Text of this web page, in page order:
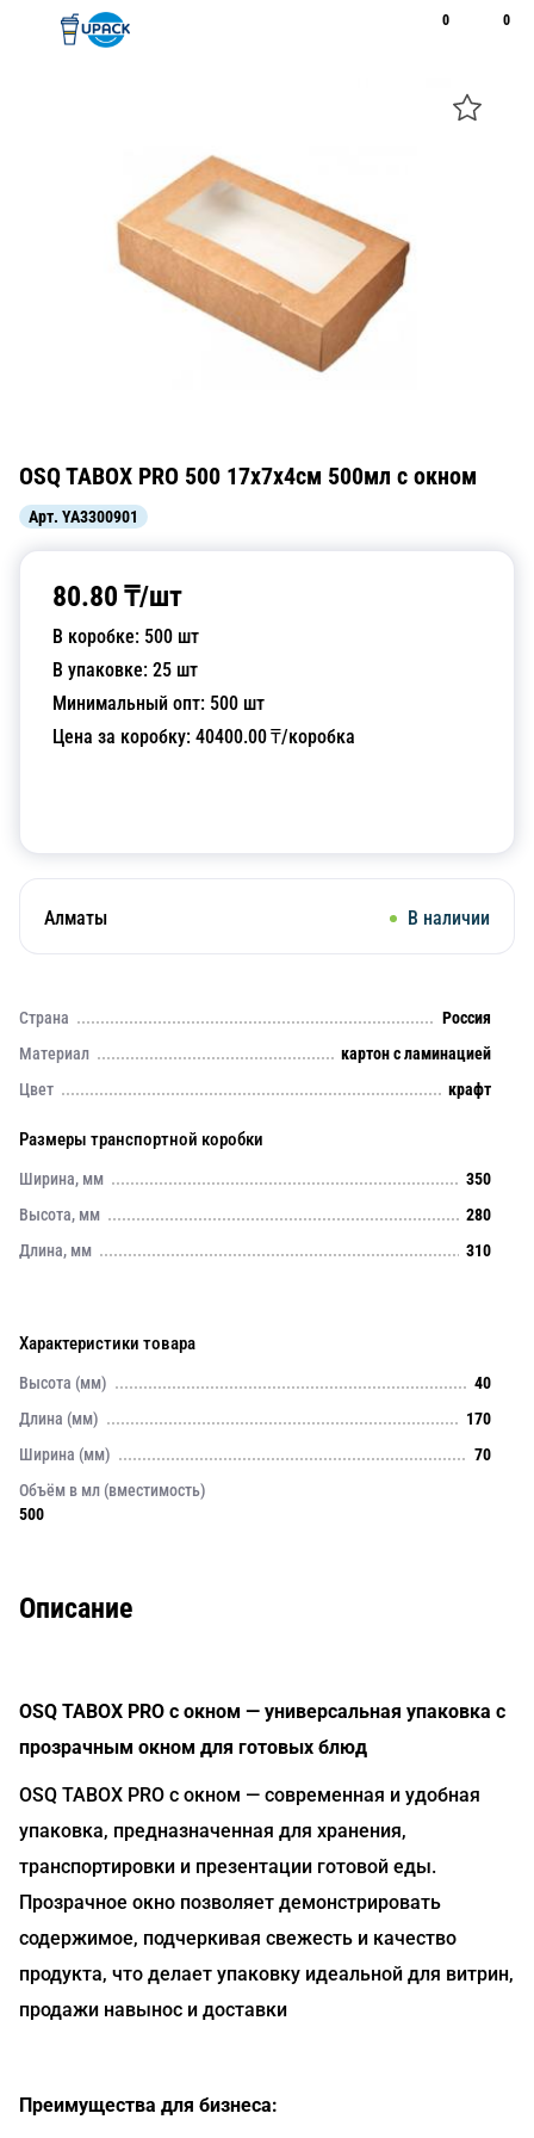
0 0
OSQ TABOX PRO 500 17х7х4см 500мл с окном
Арт. YA3300901
80.80 ₸/шт
В коробке: 500 шт
В упаковке: 25 шт
Минимальный опт: 500 шт
Цена за коробку: 40400.00₸/коробка
Алматы В наличии
Страна
Россия
Материал
картон с ламинацией
Цвет
крафт
Размеры транспортной коробки
Ширина, мм
350
Высота, мм
280
Длина, мм
310
Характеристики товара
Высота (мм)
40
Длина (мм)
170
Ширина (мм)
70
Объём в мл (вместимость)
500
Описание
OSQ TABOX PRO с окном — универсальная упаковка с
прозрачным окном для готовых блюд
OSQ TABOX PRO с окном — современная и удобная
упаковка, предназначенная для хранения,
транспортировки и презентации готовой еды.
Прозрачное окно позволяет демонстрировать
содержимое, подчеркивая свежесть и качество
продукта, что делает упаковку идеальной для витрин,
продажи навынос и доставки
Преимущества для бизнеса: